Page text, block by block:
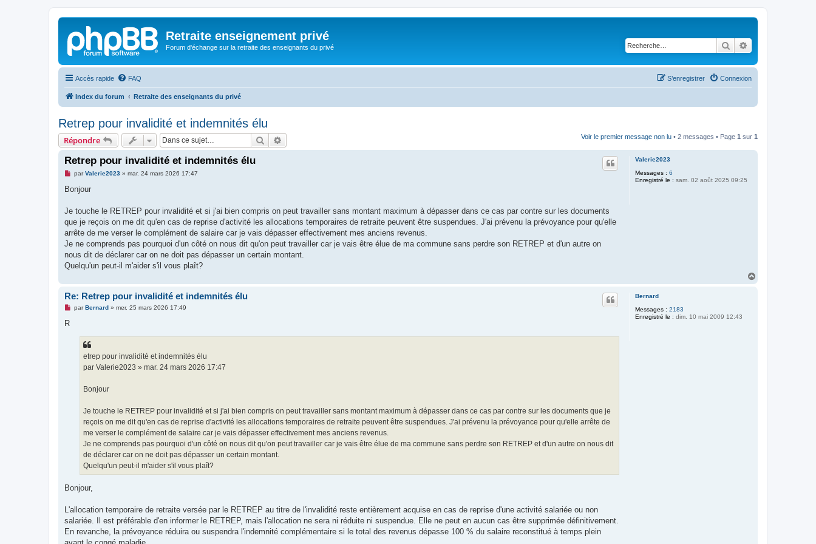
Retraite enseignement privé
Forum d'échange sur la retraite des enseignants du privé Rechercher
Accès rapide FAQ Connexion
S’enregistrer
Index du forum Retraite des enseignants du privé
Retrep pour invalidité et indemnités élu
Répondre Rechercher Voir le premier message non lu • 2 messages • Page 1 sur 1
Valerie2023
Messages : 6
Enregistré le : sam. 02 août 2025 09:25
Retrep pour invalidité et indemnités élu
M
s
g
n
o
l
u
parValerie2023» mar. 24 mars 2026 17:47
Bonjour
Je touche le RETREP pour invalidité et si j'ai bien compris on peut travailler sans montant maximum à dépasser dans ce cas par contre sur les documents
que je reçois on me dit qu'en cas de reprise d'activité les allocations temporaires de retraite peuvent être suspendues. J'ai prévenu la prévoyance pour qu'elle
arrête de me verser le complément de salaire car je vais dépasser effectivement mes anciens revenus.
Je ne comprends pas pourquoi d'un côté on nous dit qu'on peut travailler car je vais être élue de ma commune sans perdre son RETREP et d'un autre on
nous dit de déclarer car on ne doit pas dépasser un certain montant.
Quelqu'un peut-il m'aider s'il vous plaît?
Bernard
Messages : 2183
Enregistré le : dim. 10 mai 2009 12:43
Re: Retrep pour invalidité et indemnités élu
MparBernard» mer. 25 mars 2026 17:49
R
etrep pour invalidité et indemnités élu
par Valerie2023 » mar. 24 mars 2026 17:47
Bonjour
Je touche le RETREP pour invalidité et si j'ai bien compris on peut travailler sans montant maximum à dépasser dans ce cas par contre sur les documents que je
reçois on me dit qu'en cas de reprise d'activité les allocations temporaires de retraite peuvent être suspendues. J'ai prévenu la prévoyance pour qu'elle arrête de
me verser le complément de salaire car je vais dépasser effectivement mes anciens revenus.
Je ne comprends pas pourquoi d'un côté on nous dit qu'on peut travailler car je vais être élue de ma commune sans perdre son RETREP et d'un autre on nous dit
de déclarer car on ne doit pas dépasser un certain montant.
Quelqu'un peut-il m'aider s'il vous plaît?
Bonjour,
L'allocation temporaire de retraite versée par le RETREP au titre de l'invalidité reste entièrement acquise en cas de reprise d'une activité salariée ou non
salariée. Il est préférable d'en informer le RETREP, mais l'allocation ne sera ni réduite ni suspendue. Elle ne peut en aucun cas être supprimée définitivement.
En revanche, la prévoyance réduira ou suspendra l'indemnité complémentaire si le total des revenus dépasse 100 % du salaire reconstitué à temps plein